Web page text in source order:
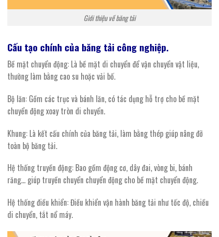
Giới thiệu về băng tải
Cấu tạo chính của băng tải công nghiệp.
Bề mặt chuyển động: Là bề mặt di chuyển để vận chuyển vật liệu,
thường làm bằng cao su hoặc vải bố.
Bộ lăn: Gồm các trục và bánh lăn, có tác dụng hỗ trợ cho bề mặt
chuyển động xoay tròn di chuyển.
Khung: Là kết cấu chính của băng tải, làm bằng thép giúp nâng đỡ
toàn bộ băng tải.
Hệ thống truyền động: Bao gồm động cơ, dây đai, vòng bi, bánh
răng… giúp truyền chuyển chuyển động cho bề mặt chuyển động.
Hệ thống điều khiển: Điều khiển vận hành băng tải như tốc độ, chiều
di chuyển, tắt nổ máy.